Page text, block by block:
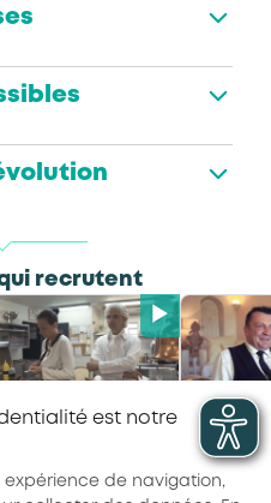
recrutent
est notre
expérience de navigation,